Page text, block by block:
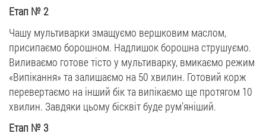
Етап № 2
Чашу мультиварки змащуємо вершковим маслом,
присипаємо борошном. Надлишок борошна струшуємо.
Виливаємо готове тісто у мультиварку, вмикаємо режим
«Випікання» та залишаємо на 50 хвилин. Готовий корж
перевертаємо на інший бік та випікаємо ще протягом 10
хвилин. Завдяки цьому бісквіт буде рум’яніший.
Етап №3